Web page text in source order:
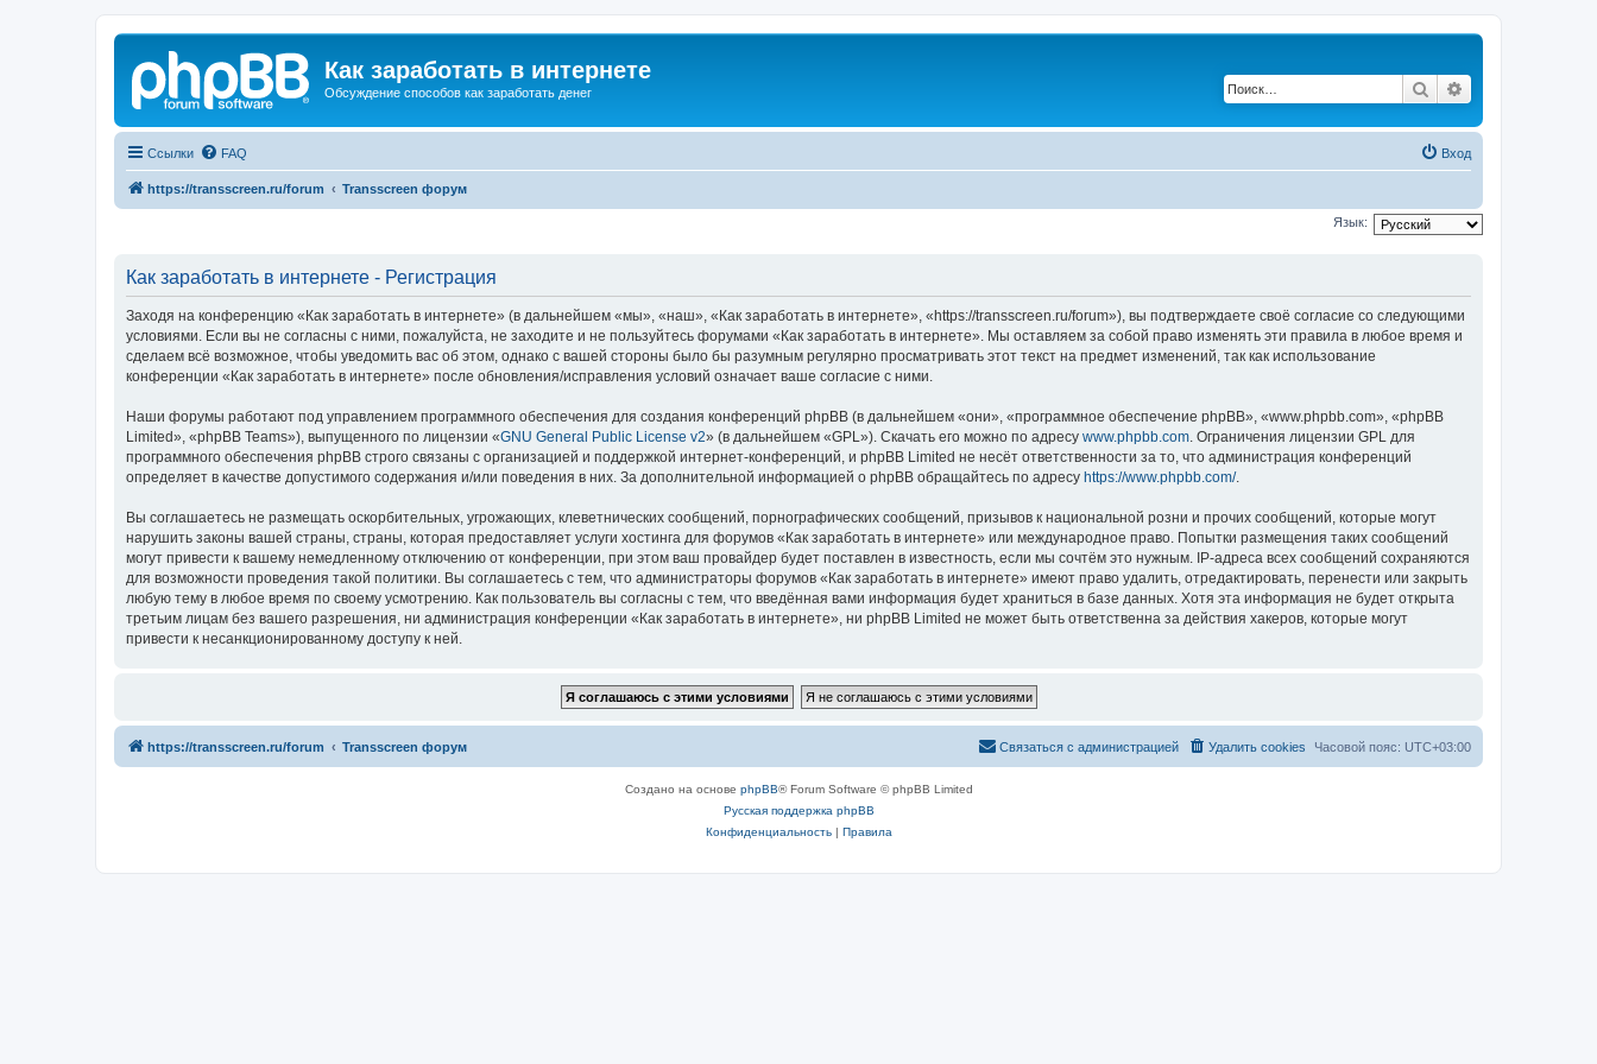
Как заработать в интернете
Обсуждение способов как заработать денег Поиск
Ссылки FAQ Вход
https://transscreen.ru/forum Transscreen форум
Язык:
Как заработать в интернете - Регистрация
Заходя на конференцию «Как заработать в интернете» (в дальнейшем «мы», «наш», «Как заработать в интернете», «https://transscreen.ru/forum»), вы подтверждаете своё согласие со следующими
условиями. Если вы не согласны с ними, пожалуйста, не заходите и не пользуйтесь форумами «Как заработать в интернете». Мы оставляем за собой право изменять эти правила в любое время и
сделаем всё возможное, чтобы уведомить вас об этом, однако с вашей стороны было бы разумным регулярно просматривать этот текст на предмет изменений, так как использование
конференции «Как заработать в интернете» после обновления/исправления условий означает ваше согласие с ними.
Наши форумы работают под управлением программного обеспечения для создания конференций phpBB (в дальнейшем «они», «программное обеспечение phpBB», «www.phpbb.com», «phpBB
Limited», «phpBB Teams»), выпущенного по лицензии «GNU General Public License v2» (в дальнейшем «GPL»). Скачать его можно по адресу www.phpbb.com. Ограничения лицензии GPL для
программного обеспечения phpBB строго связаны с организацией и поддержкой интернет-конференций, и phpBB Limited не несёт ответственности за то, что администрация конференций
определяет в качестве допустимого содержания и/или поведения в них. За дополнительной информацией о phpBB обращайтесь по адресу https://www.phpbb.com/.
Вы соглашаетесь не размещать оскорбительных, угрожающих, клеветнических сообщений, порнографических сообщений, призывов к национальной розни и прочих сообщений, которые могут
нарушить законы вашей страны, страны, которая предоставляет услуги хостинга для форумов «Как заработать в интернете» или международное право. Попытки размещения таких сообщений
могут привести к вашему немедленному отключению от конференции, при этом ваш провайдер будет поставлен в известность, если мы сочтём это нужным. IP-адреса всех сообщений сохраняются
для возможности проведения такой политики. Вы соглашаетесь с тем, что администраторы форумов «Как заработать в интернете» имеют право удалить, отредактировать, перенести или закрыть
любую тему в любое время по своему усмотрению. Как пользователь вы согласны с тем, что введённая вами информация будет храниться в базе данных. Хотя эта информация не будет открыта
третьим лицам без вашего разрешения, ни администрация конференции «Как заработать в интернете», ни phpBB Limited не может быть ответственна за действия хакеров, которые могут
привести к несанкционированному доступу к ней.
https://transscreen.ru/forum Transscreen форум Часовой пояс: UTC+03:00
Удалить cookies
Связаться с администрацией
Создано на основе phpBB® Forum Software © phpBB Limited
Русская поддержка phpBB
Конфиденциальность| Правила